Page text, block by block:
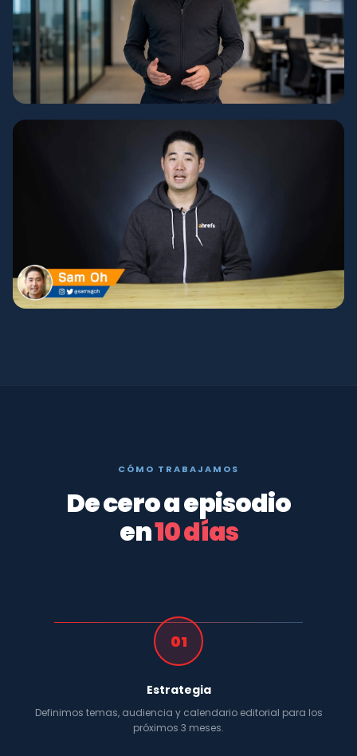
CÓMO TRABAJAMOS
De cero a episodio
en10 días
01
Estrategia
Definimos temas, audiencia y calendario editorial para los
próximos 3 meses.